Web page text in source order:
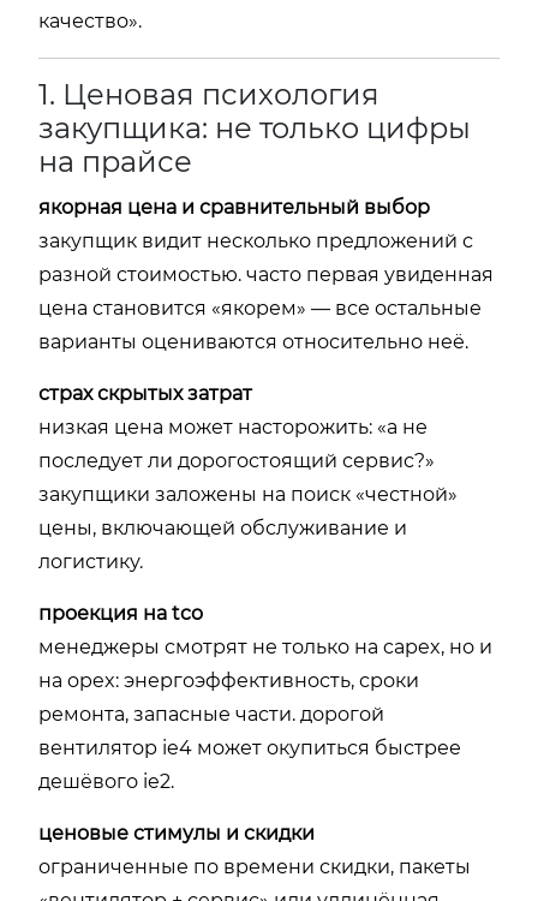
качество».
1. Ценовая психология
закупщика: не только цифры
на прайсе
якорная цена и сравнительный выбор
закупщик видит несколько предложений с
разной стоимостью. часто первая увиденная
цена становится «якорем» — все остальные
варианты оцениваются относительно неё.
страх скрытых затрат
низкая цена может насторожить: «а не
последует ли дорогостоящий сервис?»
закупщики заложены на поиск «честной»
цены, включающей обслуживание и
логистику.
проекция на tco
менеджеры смотрят не только на capex, но и
на opex: энергоэффективность, сроки
ремонта, запасные части. дорогой
вентилятор ie4 может окупиться быстрее
дешёвого ie2.
ценовые стимулы и скидки
ограниченные по времени скидки, пакеты